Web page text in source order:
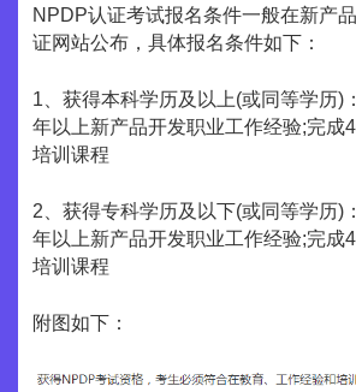
NPDP认证考试报名条件一般在新产
证网站公布，具体报名条件如下：
1、获得本科学历及以上(或同等学历)
年以上新产品开发职业工作经验;完成
培训课程
2、获得专科学历及以下(或同等学历)
年以上新产品开发职业工作经验;完成
培训课程
附图如下：